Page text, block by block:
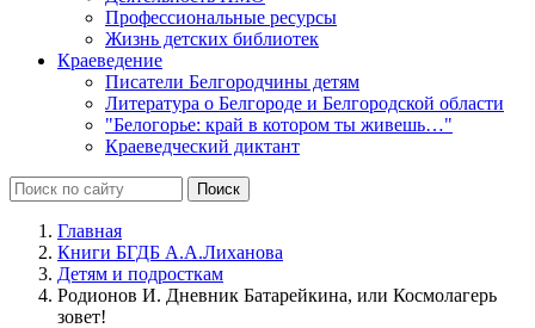
Профессиональные ресурсы
Жизнь детских библиотек
Краеведение
Писатели Белгородчины детям
Литература о Белгороде и Белгородской области
"Белогорье: край в котором ты живешь…"
Краеведческий диктант
Главная
Книги БГДБ А.А.Лиханова
Детям и подросткам
Родионов И. Дневник Батарейкина, или Космолагерь
зовет!